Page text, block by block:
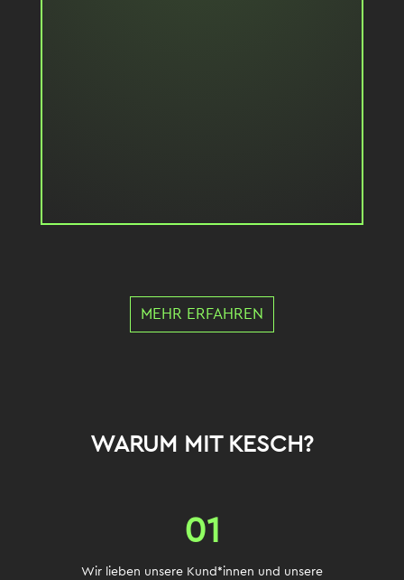
MEHR ERFAHREN
WARUM MIT KESCH?
01
Wir lieben unsere Kund*innen und unsere